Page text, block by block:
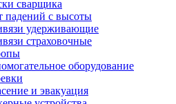
сварщика
падений с высоты
удерживающие
страховочные
оборудование
и эвакуация